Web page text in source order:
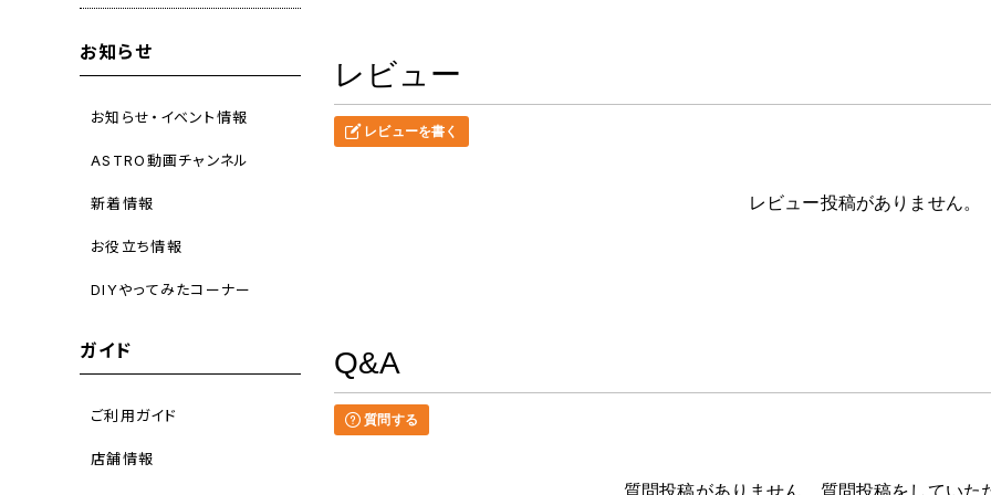
お知らせ
お知らせ・イベント情報
ASTRO動画チャンネル
新着情報
お役立ち情報
DIYやってみたコーナー
ガイド
ご利用ガイド
店舗情報
レビュー
レビューを書く
レビュー投稿がありません。
Q&A
質問する
質問投稿がありません。質問投稿をしていた